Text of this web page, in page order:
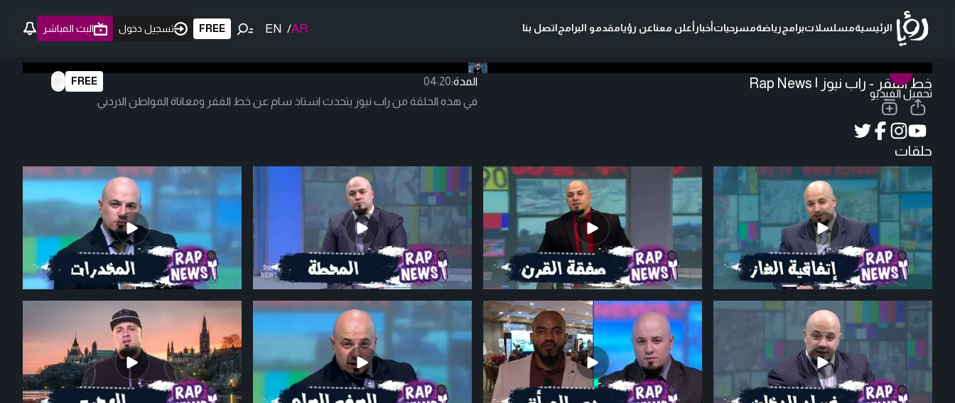
الرئيسيةمسلسلاتبرامجرياضةمسرحياتأخبارأعلن معناعن رؤيامقدمو البرامجاتصل بنا AR
/
EN
FREE تسجيل دخول البث المباشر
تحميل الفيديو
FREE خط الفقر - راب نيوز | Rap News المدة:04:20
في هذه الحلقة من راب نيوز يتحدث استاذ سام عن خط الفقر ومعاناة المواطن الاردني.
حلقات